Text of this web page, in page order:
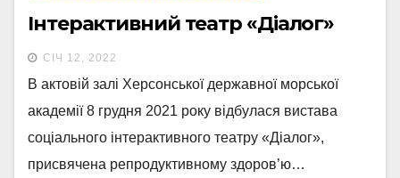
Інтерактивний театр «Діалог»
СІЧ 12, 2022
В актовій залі Херсонської державної морської
академії 8 грудня 2021 року відбулася вистава
соціального інтерактивного театру «Діалог»,
присвячена репродуктивному здоров’ю…